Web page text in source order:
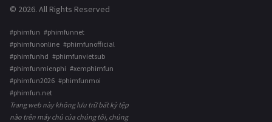
© 2026. All Rights Reserved
#phimfun #phimfunnet
#phimfunonline #phimfunofficial
#phimfunhd #phimfunvietsub
#phimfunmienphi #xemphimfun
#phimfun2026 #phimfunmoi
#phimfun.net
Trang web này không lưu trữ bất kỳ tệp
nào trên máy chủ của chúng tôi, chúng